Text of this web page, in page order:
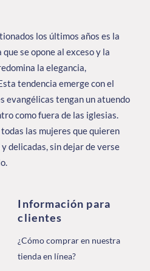
los últimos años es la
se opone al exceso y la
la elegancia,
tendencia emerge con el
evangélicas tengan un atuendo
como fuera de las iglesias.
las mujeres que quieren
delicadas, sin dejar de verse
Información para
clientes
¿Cómo comprar en nuestra
tienda en línea?